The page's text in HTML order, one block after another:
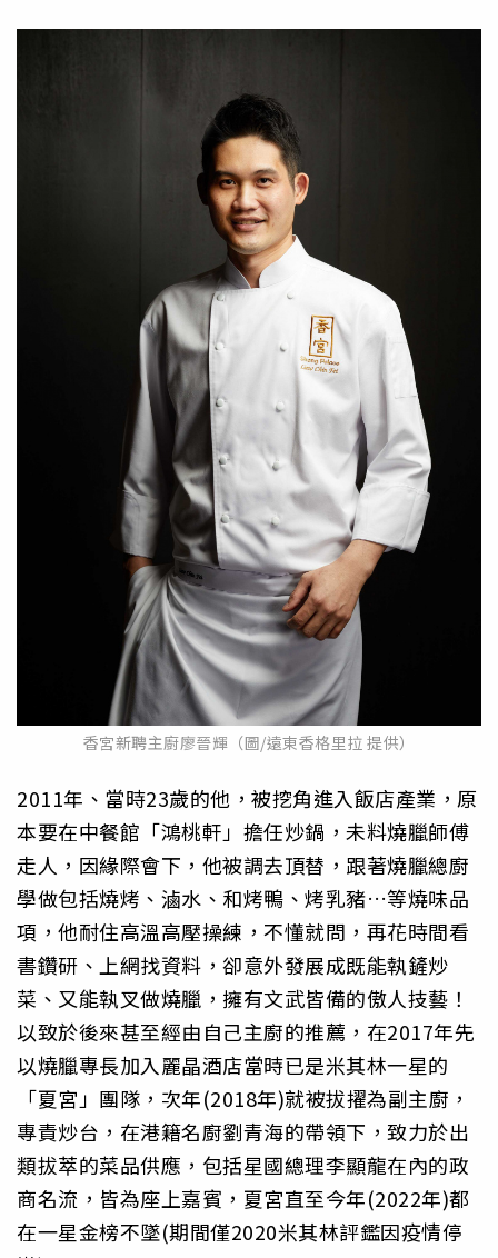
香宮新聘主廚廖晉輝（圖/遠東香格里拉 提供）
2011年、當時23歲的他，被挖角進入飯店產業，原
本要在中餐館「鴻桃軒」擔任炒鍋，未料燒臘師傅
走人，因緣際會下，他被調去頂替，跟著燒臘總廚
學做包括燒烤、滷水、和烤鴨、烤乳豬…等燒味品
項，他耐住高溫高壓操練，不懂就問，再花時間看
書鑽研、上網找資料，卻意外發展成既能執鏟炒
菜、又能執叉做燒臘，擁有文武皆備的傲人技藝！
以致於後來甚至經由自己主廚的推薦，在2017年先
以燒臘專長加入麗晶酒店當時已是米其林一星的
「夏宮」團隊，次年(2018年)就被拔擢為副主廚，
專責炒台，在港籍名廚劉青海的帶領下，致力於出
類拔萃的菜品供應，包括星國總理李顯龍在內的政
商名流，皆為座上嘉賓，夏宮直至今年(2022年)都
在一星金榜不墜(期間僅2020米其林評鑑因疫情停